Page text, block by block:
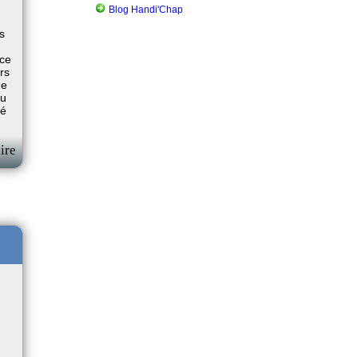
Blog Handi'Chap